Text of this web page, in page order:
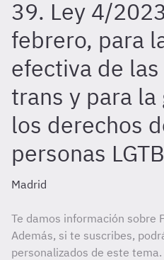
39. Ley 4/
febrero, para
efectiva de
trans y para la
los derechos
personas
Madrid
Te damos información sobre
Además, si te suscribes,
personalizados de este